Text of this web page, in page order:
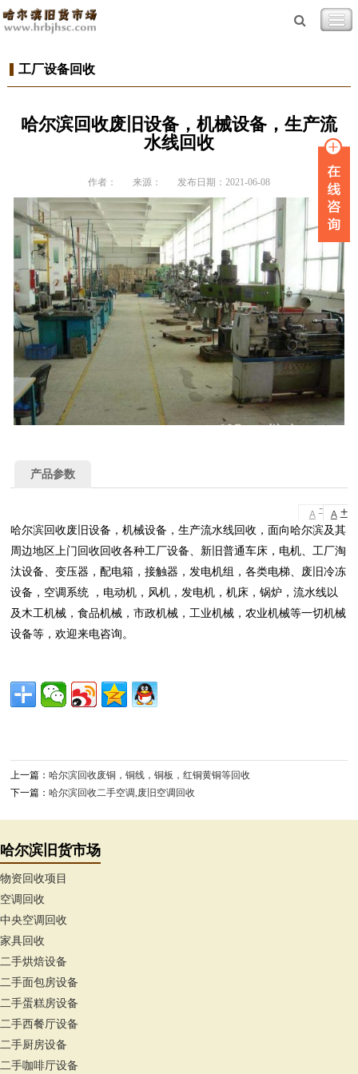
工厂设备回收
哈尔滨回收废旧设备，机械设备，生产流
水线回收
作者： 来源： 发布日期：2021-06-08
产品参数
A - A +
哈尔滨回收废旧设备，机械设备，生产流水线回收，面向哈尔滨及其
周边地区上门回收回收各种工厂设备、新旧普通车床，电机、工厂淘
汰设备、变压器，配电箱，接触器，发电机组，各类电梯、废旧冷冻
设备，空调系统 ，电动机，风机，发电机，机床，锅炉，流水线以
及木工机械，食品机械，市政机械，工业机械，农业机械等一切机械
设备等，欢迎来电咨询。
上一篇：哈尔滨回收废铜，铜线，铜板，红铜黄铜等回收
下一篇：哈尔滨回收二手空调,废旧空调回收
哈尔滨旧货市场
物资回收项目
空调回收
中央空调回收
家具回收
二手烘焙设备
二手面包房设备
二手蛋糕房设备
二手西餐厅设备
二手厨房设备
二手咖啡厅设备